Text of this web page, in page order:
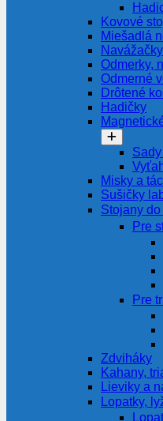
Kovové
Miešadlá
Odmerky,
Odmerné
Drôtené
Hadičky
Misky a
Sušičky
Stojany
Pre
Pre
Zdviháky
Kahany,
Lieviky a
Lopatky,